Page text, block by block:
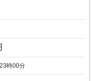
時00分